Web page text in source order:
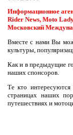
Информационное
Rider News, Moto
Московский
Вместе с нами Вы
культуры,
Как и в предыдущие
наших спонсоров.
Те кто
страницах наших
путешествиях и